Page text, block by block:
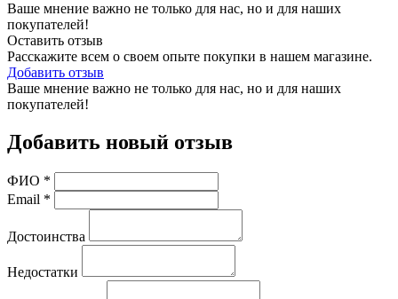
Ваше мнение важно не только для нас, но и для наших
покупателей!
Оставить отзыв
Расскажите всем о своем опыте покупки в нашем магазине.
Добавить отзыв
Ваше мнение важно не только для нас, но и для наших
покупателей!
Добавить новый отзыв
ФИО *
Email *
Достоинства
Недостатки